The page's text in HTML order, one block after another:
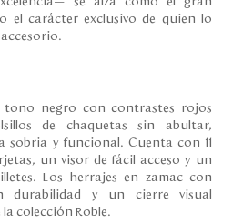
el carácter exclusivo de quien lo
tono negro con contrastes rojos
de chaquetas sin abultar,
sobria y funcional. Cuenta con 11
un visor de fácil acceso y un
Los herrajes en zamac con
durabilidad y un cierre visual
colección Roble.